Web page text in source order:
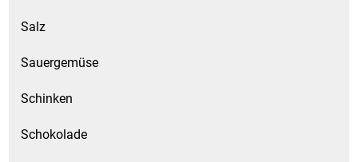
Salz
Sauergemüse
Schinken
Schokolade